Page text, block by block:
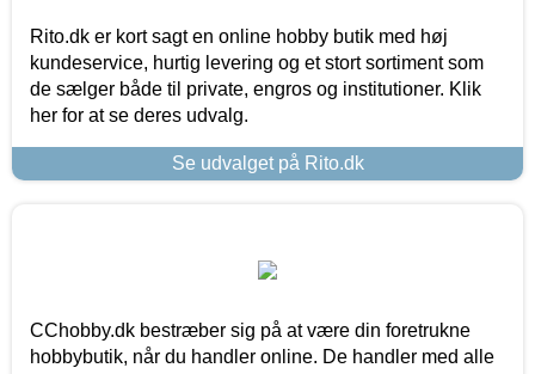
Rito.dk er kort sagt en online hobby butik med høj
kundeservice, hurtig levering og et stort sortiment som
de sælger både til private, engros og institutioner. Klik
her for at se deres udvalg.
Se udvalget på Rito.dk
CChobby.dk bestræber sig på at være din foretrukne
hobbybutik, når du handler online. De handler med alle